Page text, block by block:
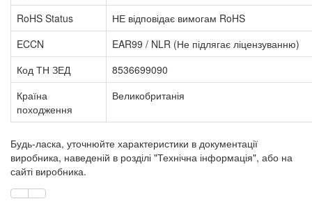
RoHS Status
НЕ відповідає вимогам RoHS
ECCN
EAR99 / NLR (Не підлягає ліцензуванню)
Код ТН ЗЕД
8536699090
Країна
походження
Великобританія
Будь-ласка, уточнюйте характеристики в документації
виробника, наведеній в розділі "Технічна інформація", або на
сайті виробника.